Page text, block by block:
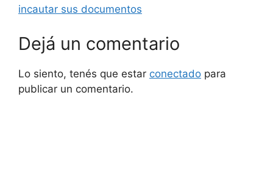
incautar sus documentos
Dejá un comentario
Lo siento, tenés que estar conectado para
publicar un comentario.